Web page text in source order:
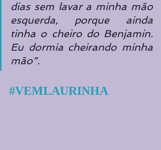
dias sem lavar a minha mão
esquerda, porque ainda
tinha o cheiro do Benjamin.
Eu dormia cheirando minha
mão”.
#VEMLAURINHA